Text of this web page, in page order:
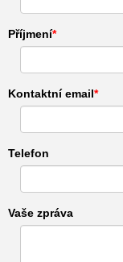
Příjmení
Kontaktní email
Telefon
Vaše zpráva